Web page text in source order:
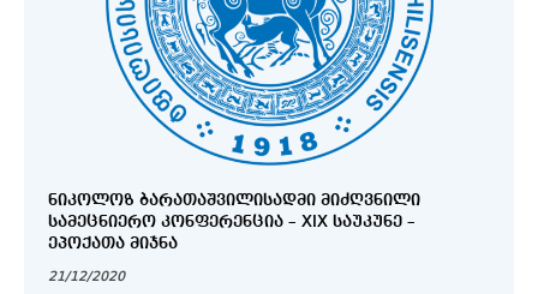
ᲜᲘᲙᲝᲚᲝᲖ ᲑᲐᲠᲐᲗᲐᲨᲕᲘᲚᲘᲡᲐᲓᲛᲘ ᲛᲘᲫᲦᲕᲜᲘᲚᲘ
ᲡᲐᲛᲔᲪᲜᲘᲔᲠᲝ ᲙᲝᲜᲤᲔᲠᲔᲜᲪᲘᲐ – XIX ᲡᲐᲣᲙᲣᲜᲔ –
ᲔᲞᲝᲥᲐᲗᲐ ᲛᲘᲯᲜᲐ
21/12/2020